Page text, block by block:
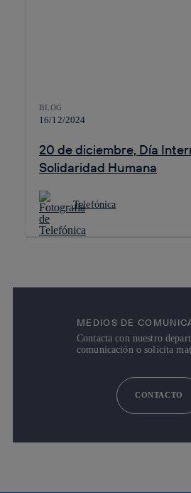
BLOG
16/12/2024
20 de diciembre, Día
Solidaridad Humana
Telefónica
MEDIOS DE
Contacta con nuestro
comunicación o solicita
CONTACTO